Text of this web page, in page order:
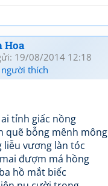
Hoa
19/08/2014 12:18
người thích
tỉnh giấc nồng
quẽ bỗng mênh mông
liễu vương làn tóc
đượm má hồng
hồ mắt biếc